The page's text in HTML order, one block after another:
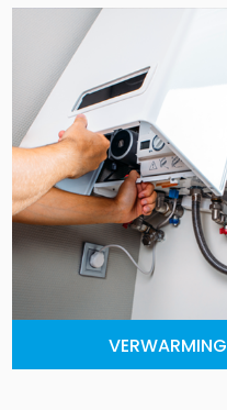
VERWARMING